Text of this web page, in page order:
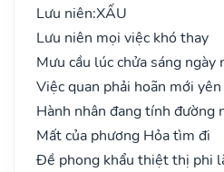
Lưu niên:XẤU
Lưu niên mọi việc khó thay
Mưu cầu lúc chửa sáng ngày
Việc quan phải hoãn mới yên
Hành nhân đang tính đường
Mất của phương Hỏa tìm đi
Đề phong khẩu thiệt thị phi